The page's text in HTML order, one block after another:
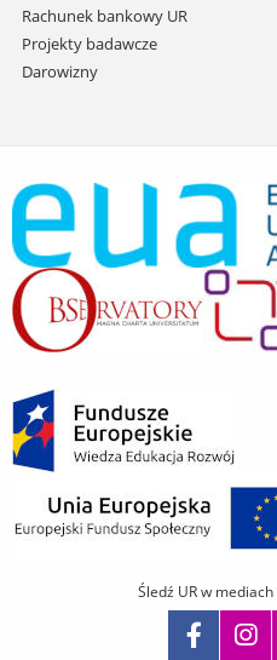
Rachunek bankowy UR
Projekty badawcze
Darowizny
Śledź UR w